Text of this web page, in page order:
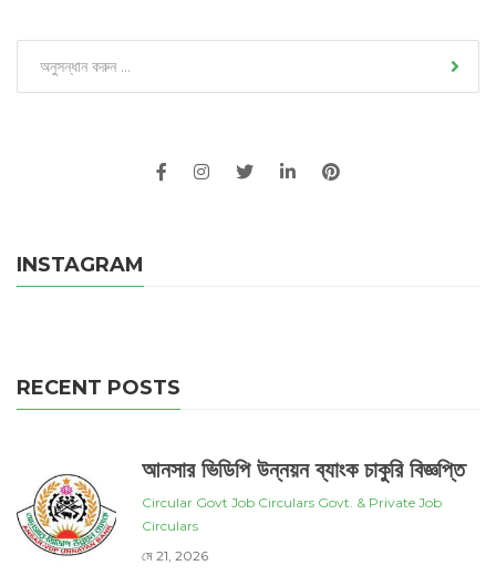
INSTAGRAM
RECENT POSTS
আনসার ভিডিপি উন্নয়ন ব্যাংক চাকুরি বিজ্ঞপ্তি
Circular Govt Job Circulars Govt. & Private Job
Circulars
মে 21, 2026